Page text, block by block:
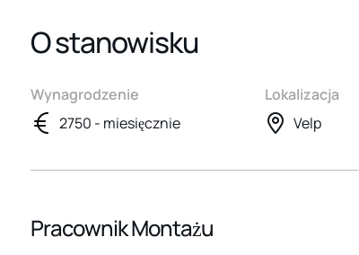
O stanowisku
Wynagrodzenie
2750 - miesięcznie
Lokalizacja
Velp
Pracownik Montażu